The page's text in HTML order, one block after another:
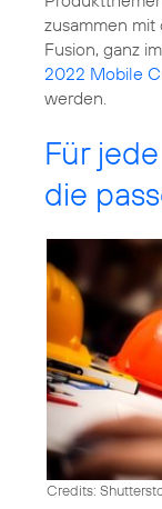
zusammen
Fusion, ganz
2022 Mobile
werden.
Für
die
Credits: